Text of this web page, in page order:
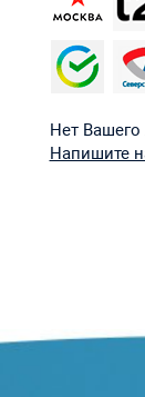
Нет Вашего
Напишите